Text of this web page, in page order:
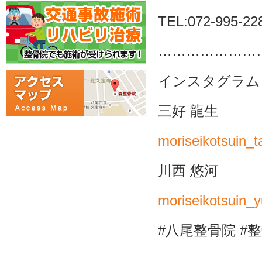
TEL:072-995-
インスタグラム
三好 龍生
川西 悠河
#八尾整骨院 #